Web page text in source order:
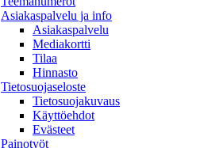
Asiakaspalvelu ja info
Asiakaspalvelu
Mediakortti
Tilaa
Hinnasto
Tietosuojaseloste
Tietosuojakuvaus
Käyttöehdot
Evästeet
Painotyöt